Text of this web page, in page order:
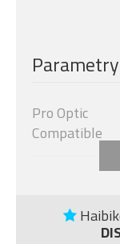
Parametry
Pro Optic
Compatible